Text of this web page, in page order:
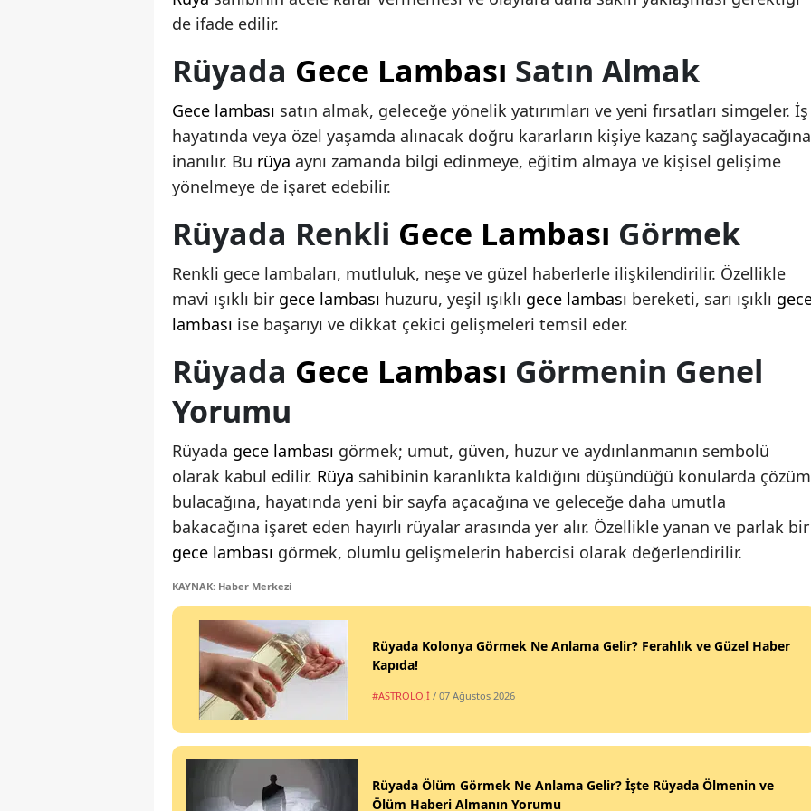
de ifade edilir.
Rüyada Gece Lambası Satın Almak
Gece lambası satın almak, geleceğe yönelik yatırımları ve yeni fırsatları simgeler. İş
hayatında veya özel yaşamda alınacak doğru kararların kişiye kazanç sağlayacağına
inanılır. Bu rüya aynı zamanda bilgi edinmeye, eğitim almaya ve kişisel gelişime
yönelmeye de işaret edebilir.
Rüyada Renkli Gece Lambası Görmek
Renkli gece lambaları, mutluluk, neşe ve güzel haberlerle ilişkilendirilir. Özellikle
mavi ışıklı bir gece lambası huzuru, yeşil ışıklı gece lambası bereketi, sarı ışıklı
lambası ise başarıyı ve dikkat çekici gelişmeleri temsil eder.
Rüyada Gece Lambası Görmenin Genel
Yorumu
Rüyada gece lambası görmek; umut, güven, huzur ve aydınlanmanın sembolü
olarak kabul edilir. Rüya sahibinin karanlıkta kaldığını düşündüğü konularda çözüm
bulacağına, hayatında yeni bir sayfa açacağına ve geleceğe daha umutla
bakacağına işaret eden hayırlı rüyalar arasında yer alır. Özellikle yanan ve parlak bir
gece lambası görmek, olumlu gelişmelerin habercisi olarak değerlendirilir.
KAYNAK: Haber Merkezi
Rüyada Kolonya Görmek Ne Anlama Gelir? Ferahlık ve Güzel Haber
Kapıda!
#ASTROLOJİ / 07 Ağustos 2026
Rüyada Ölüm Görmek Ne Anlama Gelir? İşte Rüyada Ölmenin ve
Ölüm Haberi Almanın Yorumu